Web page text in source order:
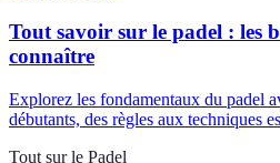
Tout savoir sur le padel : les
connaître
Explorez les fondamentaux du padel
débutants, des règles aux techniques
Tout sur le Padel